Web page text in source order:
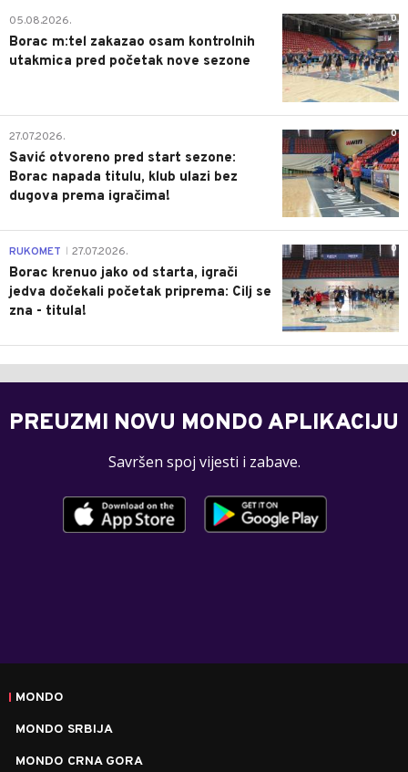
0
05.08.2026.
Borac m:tel zakazao osam kontrolnih
utakmica pred početak nove sezone
0
27.07.2026.
Savić otvoreno pred start sezone:
Borac napada titulu, klub ulazi bez
dugova prema igračima!
0
RUKOMET 27.07.2026.
Borac krenuo jako od starta, igrači
jedva dočekali početak priprema: Cilj se
zna - titula!
PREUZMI NOVU MONDO APLIKACIJU
Savršen spoj vijesti i zabave.
MONDO
MONDO SRBIJA
MONDO CRNA GORA